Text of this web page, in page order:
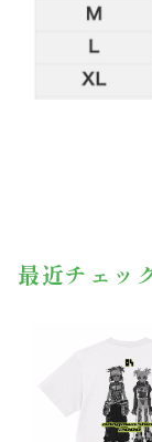
最近チェッ